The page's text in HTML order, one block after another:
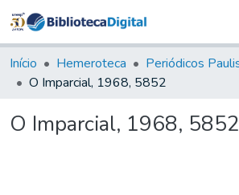
&
Coleções
Tudo na
Digital
Início Hemeroteca Periódicos
O Imparcial, 1968, 5852
O Imparcial, 1968, 5852